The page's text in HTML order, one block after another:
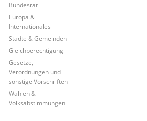
Bundesrat
Europa &
Internationales
Städte & Gemeinden
Gleichberechtigung
Gesetze,
Verordnungen und
sonstige Vorschriften
Wahlen &
Volksabstimmungen